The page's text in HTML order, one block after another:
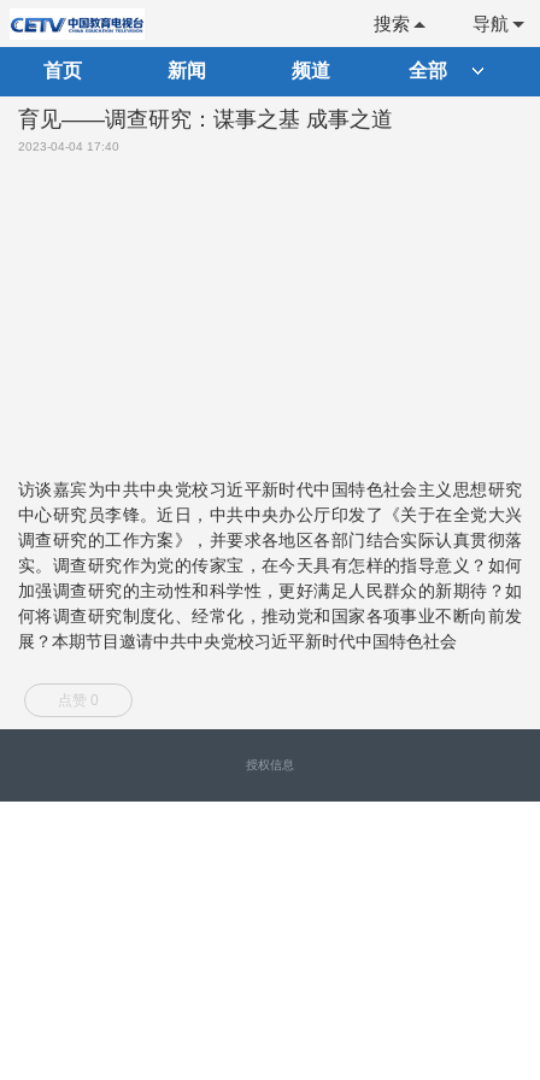
导航
搜索
首页 新闻 频道 全部
育见——调查研究：谋事之基 成事之道
2023-04-04 17:40
访谈嘉宾为中共中央党校习近平新时代中国特色社会主义思想研究
中心研究员李锋。近日，中共中央办公厅印发了《关于在全党大兴
调查研究的工作方案》，并要求各地区各部门结合实际认真贯彻落
实。调查研究作为党的传家宝，在今天具有怎样的指导意义？如何
加强调查研究的主动性和科学性，更好满足人民群众的新期待？如
何将调查研究制度化、经常化，推动党和国家各项事业不断向前发
展？本期节目邀请中共中央党校习近平新时代中国特色社会
点赞 0
授权信息